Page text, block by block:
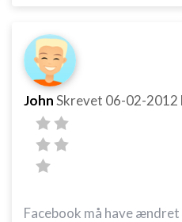
JohnSkrevet 06-02-2012
Facebook må have